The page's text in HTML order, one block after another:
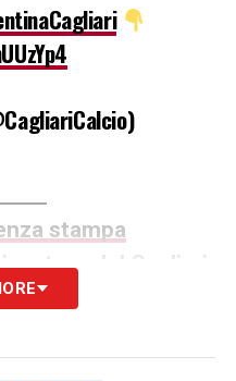
stampa
del Cagliari,
giocare da play»
TOP NEWS